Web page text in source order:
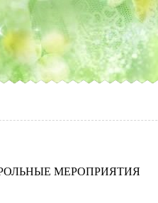
МЕРОПРИЯТИЯ